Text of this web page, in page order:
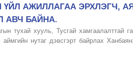
АЖИЛЛАГАА ЭРХЛЭГЧ,
АВЧ БАЙНА.
тухай хууль, Тусгай хамгаалалттай
нутаг дэвсгэрт байрлах